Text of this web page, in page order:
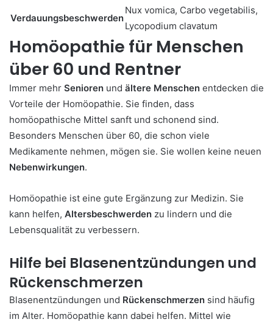
Verdauungsbeschwerden
Nux vomica, Carbo vegetabilis,
Lycopodium clavatum
Homöopathie für Menschen
über 60 und Rentner
Immer mehr Senioren und ältere Menschen entdecken die
Vorteile der Homöopathie. Sie finden, dass
homöopathische Mittel sanft und schonend sind.
Besonders Menschen über 60, die schon viele
Medikamente nehmen, mögen sie. Sie wollen keine neuen
Nebenwirkungen.
Homöopathie ist eine gute Ergänzung zur Medizin. Sie
kann helfen, Altersbeschwerden zu lindern und die
Lebensqualität zu verbessern.
Hilfe bei Blasenentzündungen und
Rückenschmerzen
Blasenentzündungen und Rückenschmerzen sind häufig
im Alter. Homöopathie kann dabei helfen. Mittel wie